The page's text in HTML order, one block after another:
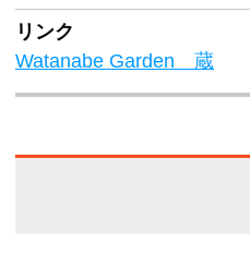
リンク
Watanabe Garden 蔵